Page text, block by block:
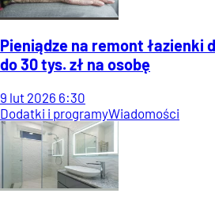
Pieniądze na remont łazienki
do 30 tys. zł na osobę
9 lut 2026 6:30
Dodatki i programyWiadomości